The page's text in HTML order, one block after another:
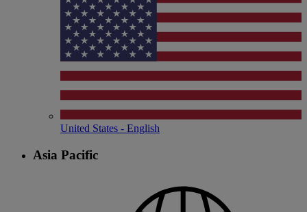
United States - English
Asia Pacific